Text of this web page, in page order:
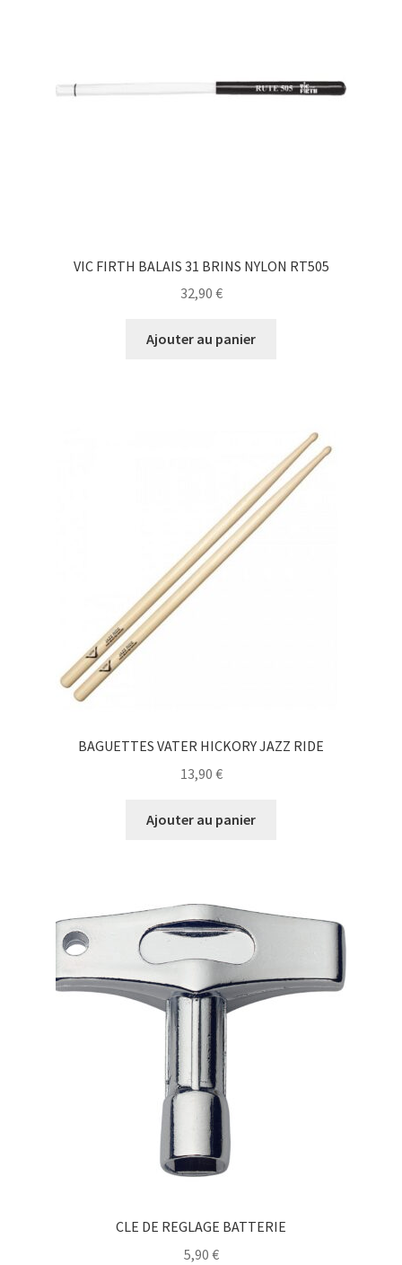
VIC FIRTH BALAIS 31 BRINS NYLON RT505
32,90 €
Ajouter au panier
BAGUETTES VATER HICKORY JAZZ RIDE
13,90 €
Ajouter au panier
CLE DE REGLAGE BATTERIE
5,90 €